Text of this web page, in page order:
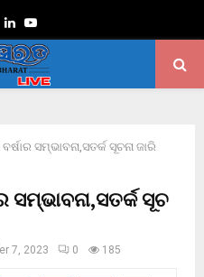
LinkedinYoutube
ସମ୍ଭାବନା,ସତର୍କ ସୂଚନା ଜାରି
ସମ୍ଭାବନା,ସତର୍କ ସୂଚ
7, 2023 0 185